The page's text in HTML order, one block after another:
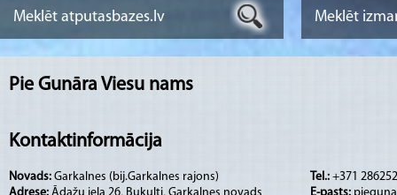
Pie Gunāra Viesu nams
Kontaktinformācija
Novads: Garkalnes (bij.Garkalnes rajons)
Adrese: Ādažu iela 26, Bukulti, Garkalnes novads
Tel.: +371
E-pasts: